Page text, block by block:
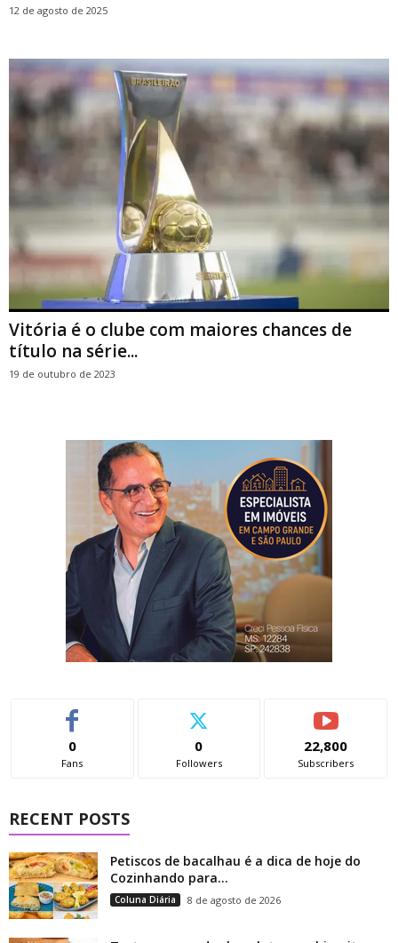
12 de agosto de 2025
Vitória é o clube com maiores chances de
título na série...
19 de outubro de 2023
0
Fans
0
Followers
22,800
Subscribers
RECENT POSTS
Petiscos de bacalhau é a dica de hoje do
Cozinhando para...
Coluna Diária 8 de agosto de 2026